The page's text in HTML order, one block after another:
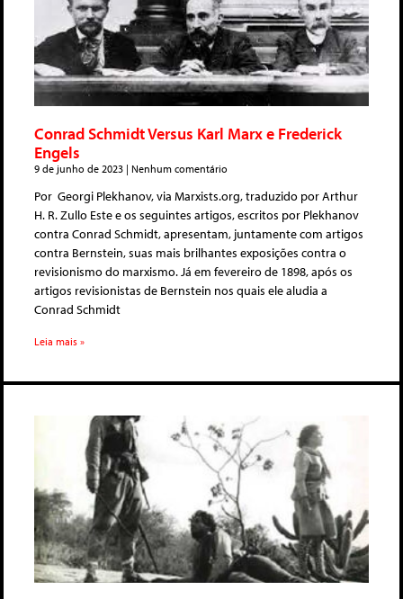
Conrad Schmidt Versus Karl Marx e Frederick
Engels
9 de junho de 2023 Nenhum comentário
Por Georgi Plekhanov, via Marxists.org, traduzido por Arthur
H. R. Zullo Este e os seguintes artigos, escritos por Plekhanov
contra Conrad Schmidt, apresentam, juntamente com artigos
contra Bernstein, suas mais brilhantes exposições contra o
revisionismo do marxismo. Já em fevereiro de 1898, após os
artigos revisionistas de Bernstein nos quais ele aludia a
Conrad Schmidt
Leia mais »